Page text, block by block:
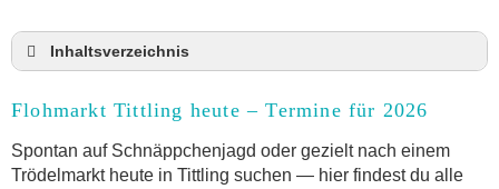
Inhaltsverzeichnis
Anmeldung & Standgebühr auf dem Trödelmarkt
Online-Flohmarkt Tittling
Welche Trödelmarkt-Typen gibt es?
Flohmarkt Tittling heute – Termine für 2026
Spontan auf Schnäppchenjagd oder gezielt nach einem
Trödelmarkt heute in Tittling suchen — hier findest du alle